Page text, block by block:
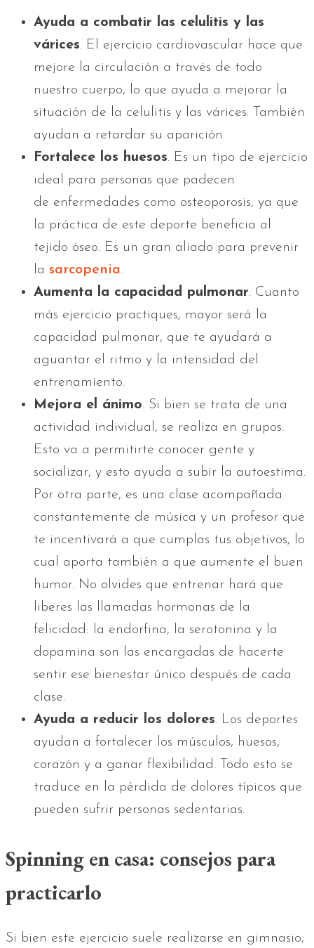
Ayuda a combatir las celulitis y las
várices. El ejercicio cardiovascular hace que
mejore la circulación a través de todo
nuestro cuerpo, lo que ayuda a mejorar la
situación de la celulitis y las várices. También
ayudan a retardar su aparición.
Fortalece los huesos. Es un tipo de ejercicio
ideal para personas que padecen
de enfermedades como osteoporosis, ya que
la práctica de este deporte beneficia al
tejido óseo. Es un gran aliado para prevenir
la sarcopenia.
Aumenta la capacidad pulmonar. Cuanto
más ejercicio practiques, mayor será la
capacidad pulmonar, que te ayudará a
aguantar el ritmo y la intensidad del
entrenamiento.
Mejora el ánimo. Si bien se trata de una
actividad individual, se realiza en grupos.
Esto va a permitirte conocer gente y
socializar, y esto ayuda a subir la autoestima.
Por otra parte, es una clase acompañada
constantemente de música y un profesor que
te incentivará a que cumplas tus objetivos, lo
cual aporta también a que aumente el buen
humor. No olvides que entrenar hará que
liberes las llamadas hormonas de la
felicidad: la endorfina, la serotonina y la
dopamina son las encargadas de hacerte
sentir ese bienestar único después de cada
clase.
Ayuda a reducir los dolores. Los deportes
ayudan a fortalecer los músculos, huesos,
corazón y a ganar flexibilidad. Todo esto se
traduce en la pérdida de dolores típicos que
pueden sufrir personas sedentarias.
Spinning en casa: consejos para
practicarlo
Si bien este ejercicio suele realizarse en gimnasio,